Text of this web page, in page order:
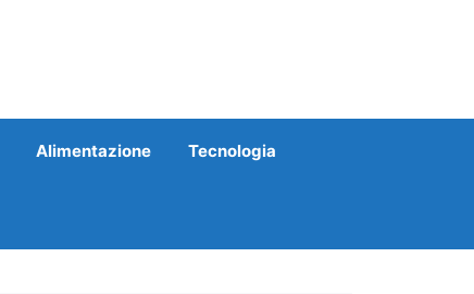
Alimentazione Tecnologia